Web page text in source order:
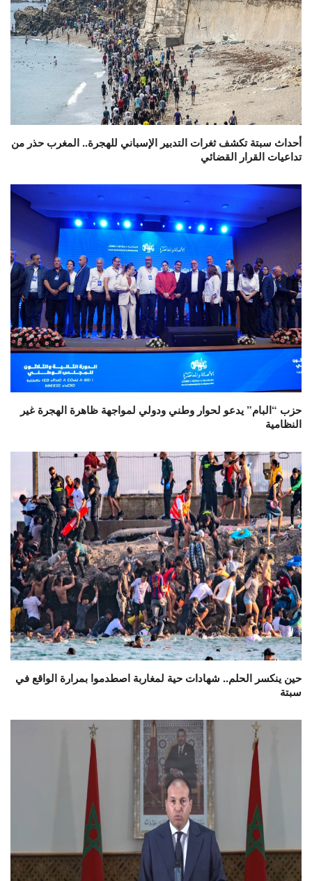
أحداث سبتة تكشف ثغرات التدبير الإسباني للهجرة.. المغرب حذر من
تداعيات القرار القضائي
حزب “البام” يدعو لحوار وطني ودولي لمواجهة ظاهرة الهجرة غير
النظامية
حين ينكسر الحلم.. شهادات حية لمغاربة اصطدموا بمرارة الواقع في
سبتة